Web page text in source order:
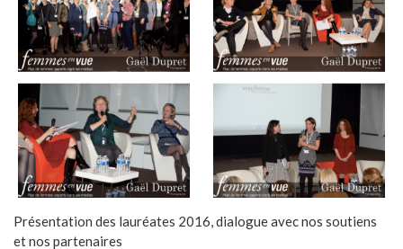
Présentation des lauréates 2016, dialogue avec nos soutiens
et nos partenaires